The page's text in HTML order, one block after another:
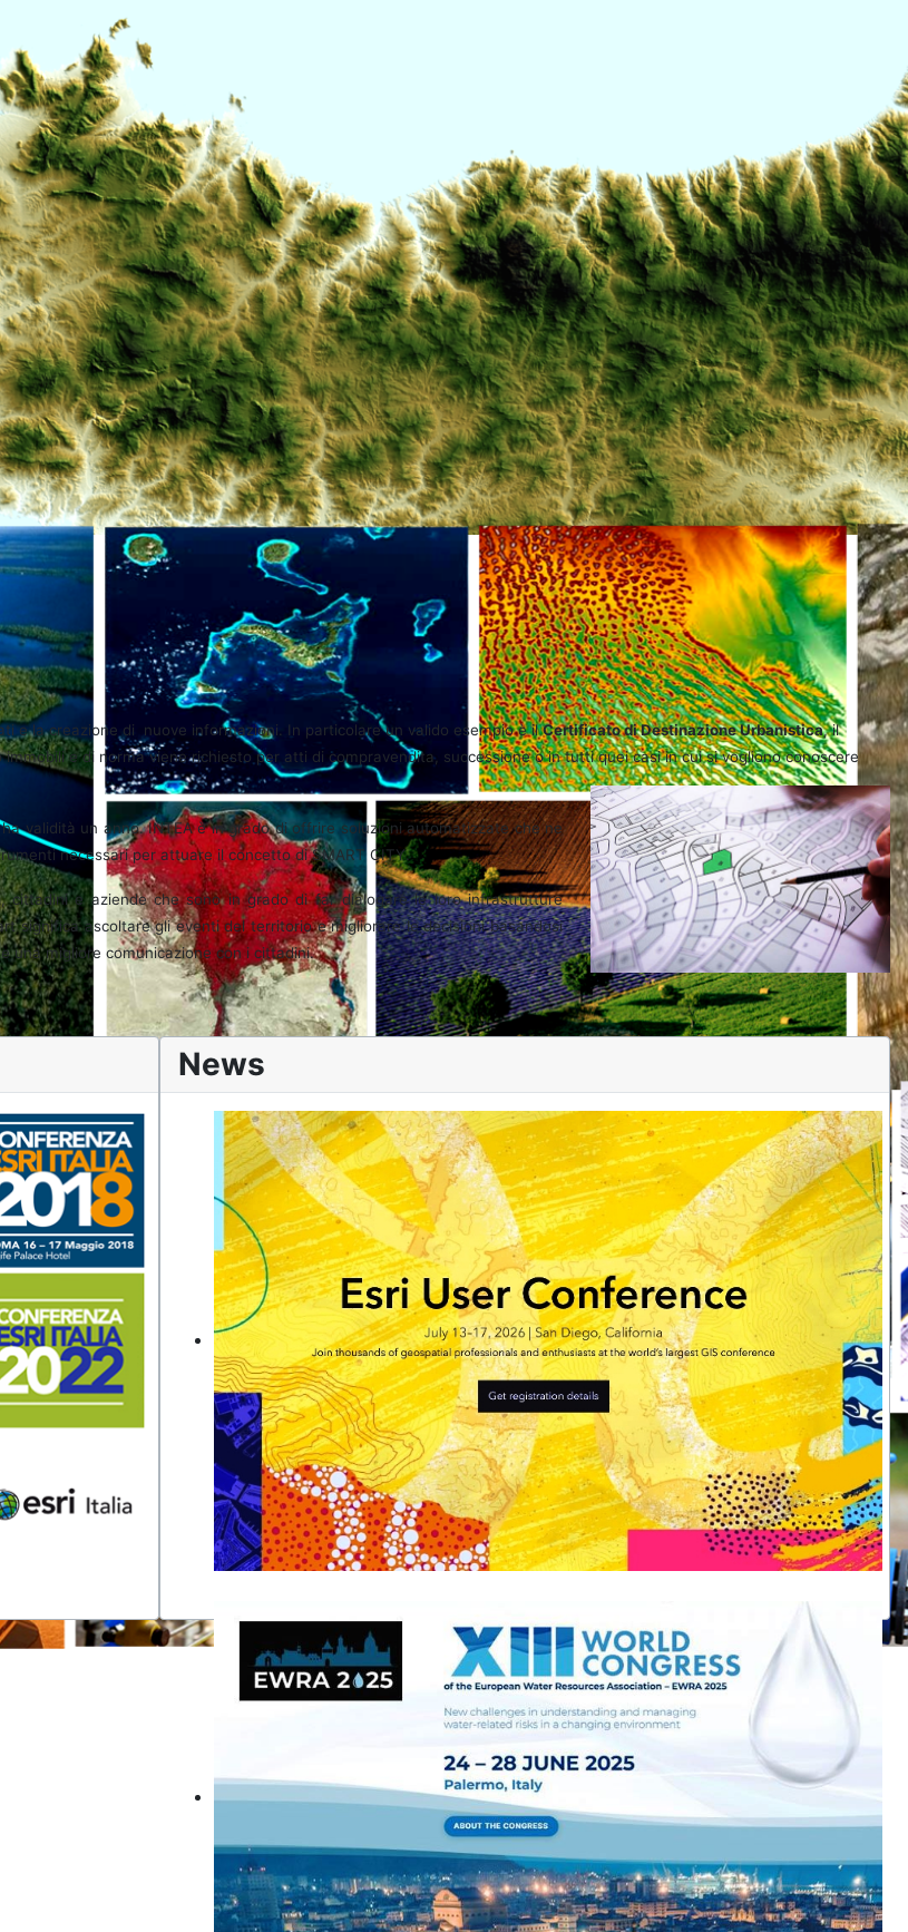
e la creazione di nuove informazioni. In particolare un valido esempio è ilCertificato di Destinazione Urbanistica, il
e di norma viene richiesto per atti di compravendita, successione o in tutti quei casi in cui si vogliono conoscere
validità un anno. INTEA è in grado di offrire soluzioni automatizzate che ne
necessari per attuare il concetto di SMART CITY.
e aziende che sono in grado di far dialogare le loro infrastrutture
significa ascoltare gli eventi del territorio e migliorare le decisioni basandosi
una migliore comunicazione con i cittadini.
News
La tecnologia dei sistemi informativi geografici (GIS) crea un mondo più intelligente
trasformando la scienza del "dove" in comprensione condivisa e azione coordinata, a livello di
comunità, imprese e pianeta.
Learn more